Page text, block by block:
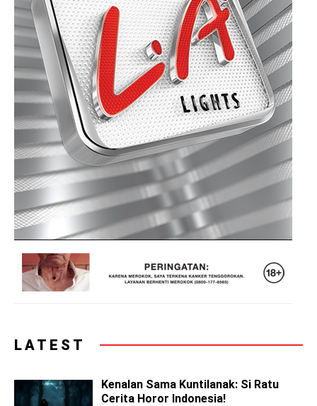
LATEST
Kenalan Sama Kuntilanak: Si Ratu
Cerita Horor Indonesia!